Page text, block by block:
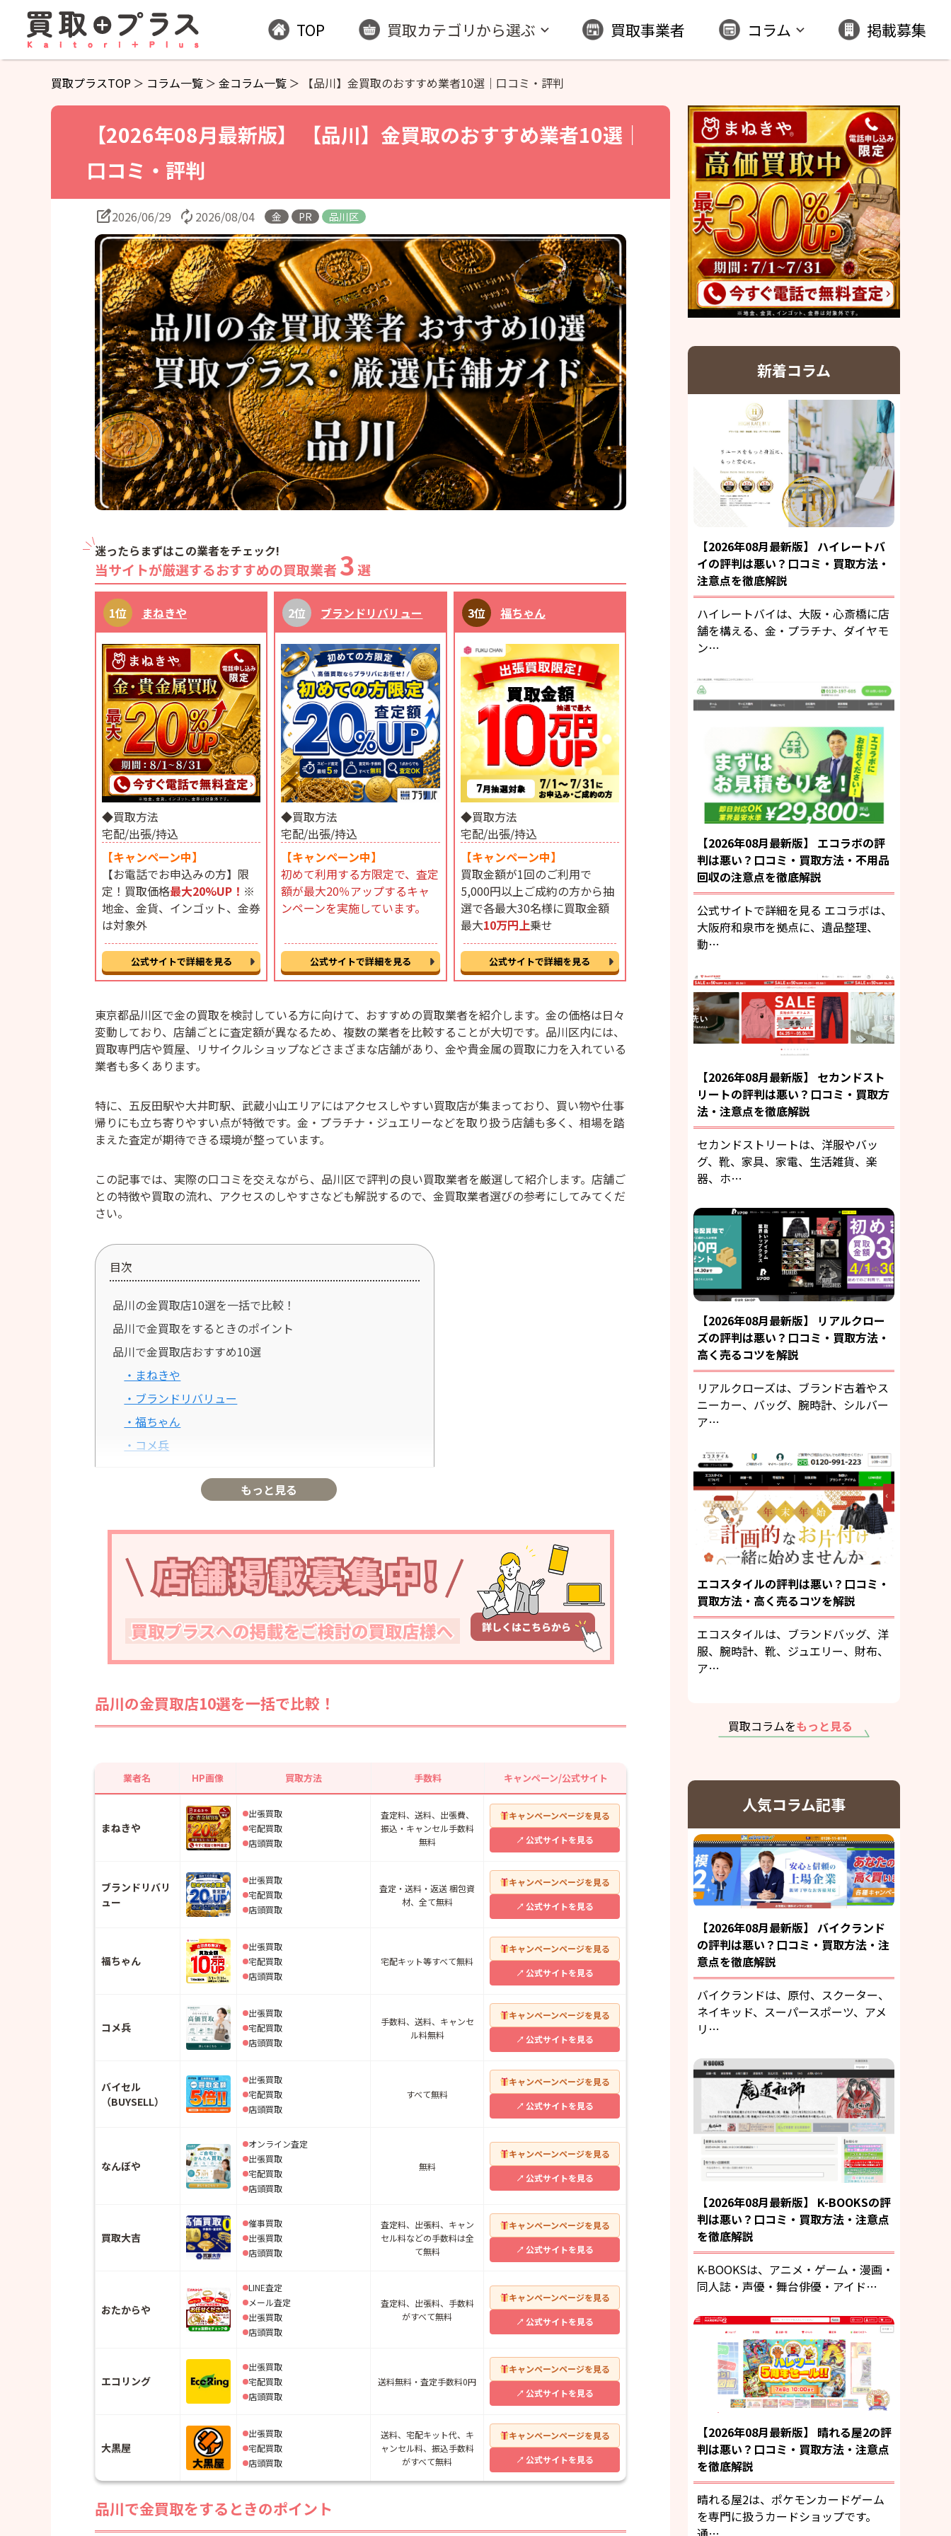
TOP 買取カテゴリから選ぶ 買取事業者 コラム 掲載募集
買取プラスTOP コラム一覧 金コラム一覧 【品川】金買取のおすすめ業者10選｜口コミ・評判
【2026年08月最新版】 【品川】金買取のおすすめ業者10選｜
口コミ・評判
2026/06/29 2026/08/04 金 PR 品川区
迷ったらまずはこの業者をチェック!
当サイトが厳選するおすすめの買取業者 3 選
まねきや
◆買取方法
宅配/出張/持込
【キャンペーン中】
【お電話でお申込みの方】限
定！買取価格最大20%UP！ ※
地金、金貨、インゴット、金券
は対象外
公式サイトで詳細を見る
ブランドリバリュー
◆買取方法
宅配/出張/持込
【キャンペーン中】
初めて利用する方限定で、査定
額が最大20％アップするキャ
ンペーンを実施しています。
公式サイトで詳細を見る
福ちゃん
◆買取方法
宅配/出張/持込
【キャンペーン中】
買取金額が1回のご利用で
5,000円以上ご成約の方から抽
選で各最大30名様に買取金額
最大10万円上乗せ
公式サイトで詳細を見る
東京都品川区で金の買取を検討している方に向けて、おすすめの買取業者を紹介します。金の価格は日々
変動しており、店舗ごとに査定額が異なるため、複数の業者を比較することが大切です。品川区内には、
買取専門店や質屋、リサイクルショップなどさまざまな店舗があり、金や貴金属の買取に力を入れている
業者も多くあります。
特に、五反田駅や大井町駅、武蔵小山エリアにはアクセスしやすい買取店が集まっており、買い物や仕事
帰りにも立ち寄りやすい点が特徴です。金・プラチナ・ジュエリーなどを取り扱う店舗も多く、相場を踏
まえた査定が期待できる環境が整っています。
この記事では、実際の口コミを交えながら、品川区で評判の良い買取業者を厳選して紹介します。店舗ご
との特徴や買取の流れ、アクセスのしやすさなども解説するので、金買取業者選びの参考にしてみてくだ
さい。
目次
品川の金買取店10選を一括で比較！
品川で金買取をするときのポイント
品川で金買取店おすすめ10選
・まねきや
・ブランドリバリュー
・福ちゃん
・コメ兵
・おたからや
・エコリング
・大黒屋
・ポイント1：複数の業者で査定を受ける
金買取に関するよくある質問
・Q1：どのくらいの量から金を売却できますか？
・Q3：売却後の支払いはどのように行われますか？
もっと見る
品川の金買取店10選を一括で比較！
業者名 HP画像 買取方法 手数料 キャンペーン/公式サイト
まねきや
出張買取
宅配買取
店頭買取
査定料、送料、出張費、
振込・キャンセル手数料
無料
キャンペーンページを見る
公式サイトを見る
ブランドリバリ
ュー
出張買取
宅配買取
店頭買取
査定・送料・返送 梱包資
材、全て無料
キャンペーンページを見る
公式サイトを見る
福ちゃん
出張買取
宅配買取
店頭買取
宅配キット等すべて無料
キャンペーンページを見る
公式サイトを見る
コメ兵
出張買取
宅配買取
店頭買取
手数料、送料、キャンセ
ル料無料
キャンペーンページを見る
公式サイトを見る
バイセル
（BUYSELL）
出張買取
宅配買取
店頭買取
すべて無料
キャンペーンページを見る
公式サイトを見る
なんぼや
オンライン査定
出張買取
宅配買取
店頭買取
無料
キャンペーンページを見る
公式サイトを見る
買取大吉
催事買取
出張買取
店頭買取
査定料、出張料、キャン
セル料などの手数料は全
て無料
キャンペーンページを見る
公式サイトを見る
おたからや
LINE査定
メール査定
出張買取
店頭買取
査定料、出張料、手数料
がすべて無料
キャンペーンページを見る
公式サイトを見る
エコリング
出張買取
宅配買取
店頭買取
送料無料・査定手数料0円
キャンペーンページを見る
公式サイトを見る
大黒屋
出張買取
宅配買取
店頭買取
送料、宅配キット代、キ
ャンセル料、振込手数料
がすべて無料
キャンペーンページを見る
公式サイトを見る
品川で金買取をするときのポイント
新着コラム
【2026年08月最新版】 ハイレートバ
イの評判は悪い？口コミ・買取方法・
注意点を徹底解説
ハイレートバイは、大阪・心斎橋に店
舗を構える、金・プラチナ、ダイヤモ
ン…
【2026年08月最新版】 エコラボの評
判は悪い？口コミ・買取方法・不用品
回収の注意点を徹底解説
公式サイトで詳細を見る エコラボは、
大阪府和泉市を拠点に、遺品整理、
動…
【2026年08月最新版】 セカンドスト
リートの評判は悪い？口コミ・買取方
法・注意点を徹底解説
セカンドストリートは、洋服やバッ
グ、靴、家具、家電、生活雑貨、楽
器、ホ…
【2026年08月最新版】 リアルクロー
ズの評判は悪い？口コミ・買取方法・
高く売るコツを解説
リアルクローズは、ブランド古着やス
ニーカー、バッグ、腕時計、シルバー
ア…
エコスタイルの評判は悪い？口コミ・
買取方法・高く売るコツを解説
エコスタイルは、ブランドバッグ、洋
服、腕時計、靴、ジュエリー、財布、
ア…
買取コラムをもっと見る
人気コラム記事
【2026年08月最新版】 バイクランド
の評判は悪い？口コミ・買取方法・注
意点を徹底解説
バイクランドは、原付、スクーター、
ネイキッド、スーパースポーツ、アメ
リ…
【2026年08月最新版】 K-BOOKSの評
判は悪い？口コミ・買取方法・注意点
を徹底解説
K-BOOKSは、アニメ・ゲーム・漫画・
同人誌・声優・舞台俳優・アイド…
【2026年08月最新版】 晴れる屋2の評
判は悪い？口コミ・買取方法・注意点
を徹底解説
晴れる屋2は、ポケモンカードゲーム
を専門に扱うカードショップです。